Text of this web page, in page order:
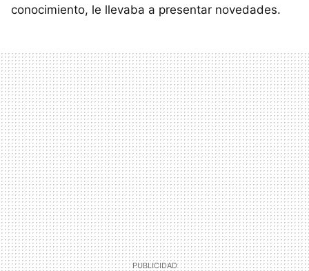
conocimiento, le llevaba a presentar novedades.